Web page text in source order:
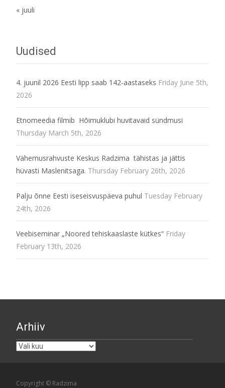
« juuli
Uudised
4. juunil 2026 Eesti lipp saab 142-aastaseks Friday June 5th,
2026
Etnomeedia filmib Hõimuklubi huvitavaid sündmusi
Thursday March 5th, 2026
Vähemusrahvuste Keskus Radzima tähistas ja jättis
hüvasti Maslenitsaga. Thursday February 26th, 2026
Palju õnne Eesti iseseisvuspäeva puhul Tuesday February
24th, 2026
Veebiseminar „Noored tehiskaaslaste kütkes“ Friday
February 13th, 2026
Arhiiv
Arhiiv
Copyright © Radzima